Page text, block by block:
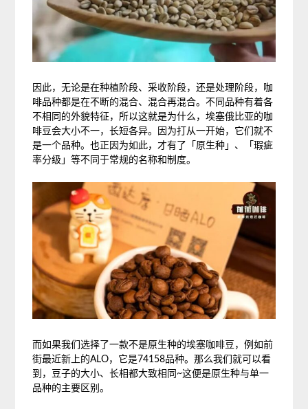
因此，无论是在种植阶段、采收阶段，还是处理阶段，咖
啡品种都是在不断的混合、混合再混合。不同品种有着各
不相同的外貌特征，所以这就是为什么，埃塞俄比亚的咖
啡豆会大小不一，长短各异。因为打从一开始，它们就不
是一个品种。也正因为如此，才有了「原生种」、「瑕疵
率分级」等不同于常规的名称和制度。
而如果我们选择了一款不是原生种的埃塞咖啡豆，例如前
街最近新上的ALO，它是74158品种。那么我们就可以看
到，豆子的大小、长相都大致相同~这便是原生种与单一
品种的主要区别。